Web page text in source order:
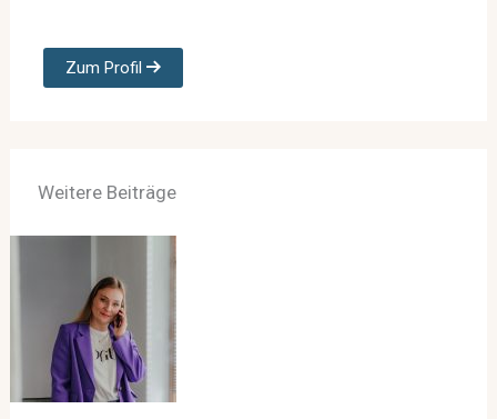
Zum Profil
Weitere Beiträge